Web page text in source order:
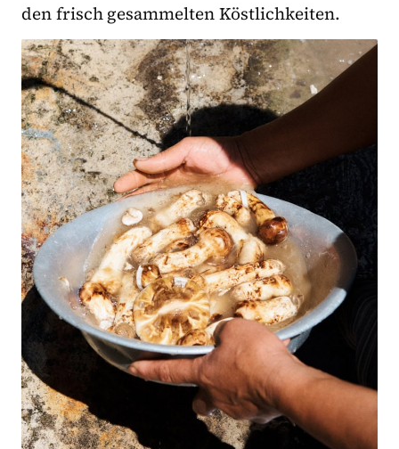
den frisch gesammelten Köstlichkeiten.